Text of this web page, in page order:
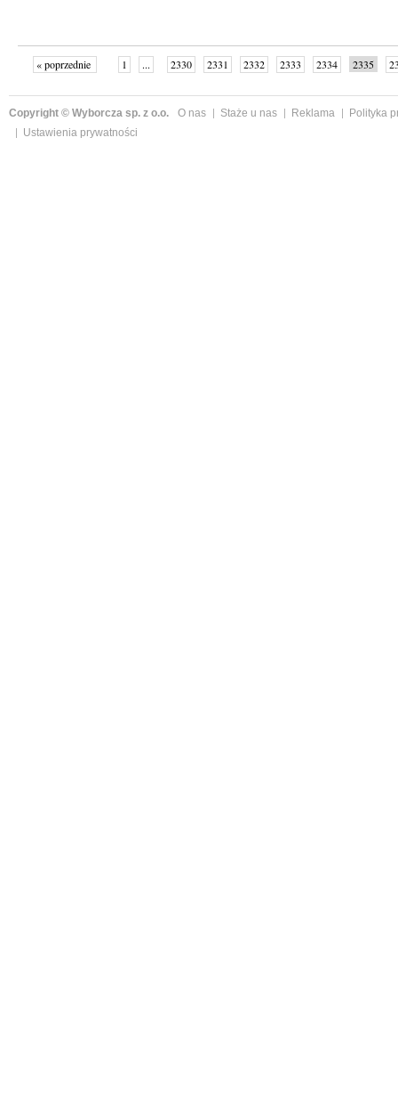
« poprzednie 1 ... 2330 2331 2332 2333 2334 2335
Copyright © Wyborcza sp. z o.o. O nas Staże u nas Reklama
Polityka
Ustawienia prywatności